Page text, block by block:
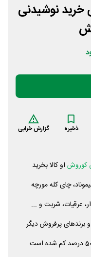
خرید نوشیدنی
ذخیره گزارش خرابی
کوروش او کالا بخرید
چای کله مورچه
عرقیات، شربت و ...
برندهای پرفروش دیگر